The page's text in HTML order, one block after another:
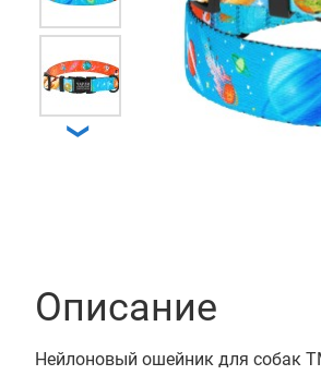
❯
Описание
Нейлоновый ошейник для собак